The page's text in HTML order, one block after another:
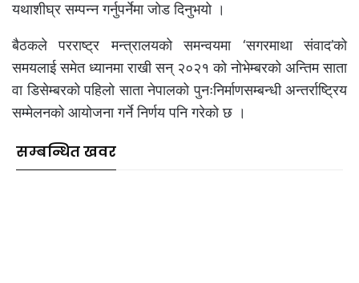
यथाशीघ्र सम्पन्न गर्नुपर्नेमा जोड दिनुभयो ।
बैठकले परराष्ट्र मन्त्रालयको समन्वयमा ‘सगरमाथा संवाद’को
समयलाई समेत ध्यानमा राखी सन् २०२१ को नोभेम्बरको अन्तिम साता
वा डिसेम्बरको पहिलो साता नेपालको पुनःनिर्माणसम्बन्धी अन्तर्राष्ट्रिय
सम्मेलनको आयोजना गर्ने निर्णय पनि गरेको छ ।
सम्बन्धित खवर